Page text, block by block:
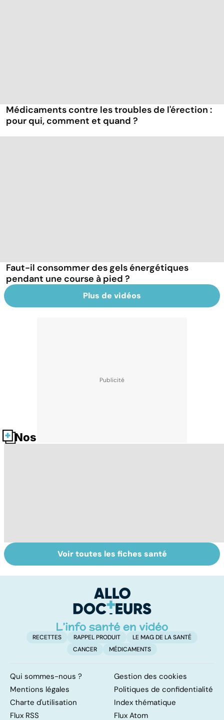
Médicaments contre les troubles de l'érection :
pour qui, comment et quand ?
Faut-il consommer des gels énergétiques
pendant une course à pied ?
Plus de vidéos
Nos fiches santé
Troubles de
l'érection :
Comment tenir
ses bonnes
Voir toutes les fiches santé
RECETTES RAPPEL PRODUIT
LE MAG DE LA SANTÉ
CANCER
MÉDICAMENTS
Qui sommes-nous ?
Gestion des cookies
Mentions légales
Politiques de confidentialité
Charte d'utilisation
Index thématique
Flux RSS
Flux Atom